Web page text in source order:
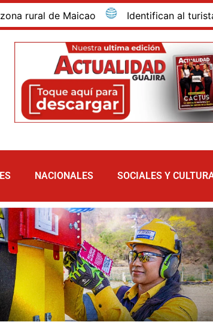
de Maicao Identifican al turista
NACIONALES SOCIALES Y